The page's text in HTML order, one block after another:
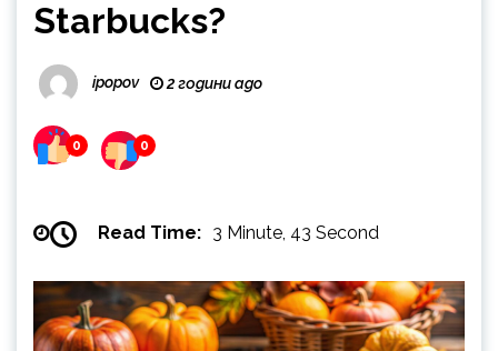
Starbucks?
ipopov 2 години ago
0 0
Read Time: 3 Minute, 43 Second